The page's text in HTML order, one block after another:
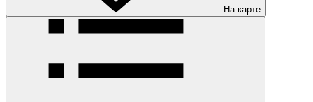
На карте